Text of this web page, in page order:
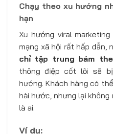
Chạy theo xu hướng
hạn
Xu hướng viral
mạng xã hội rất hấp dẫn,
chỉ tập trung bám
thông điệp cốt lõi sẽ
hướng. Khách hàng có
hài hước, nhưng lại
là ai.
Ví dụ: